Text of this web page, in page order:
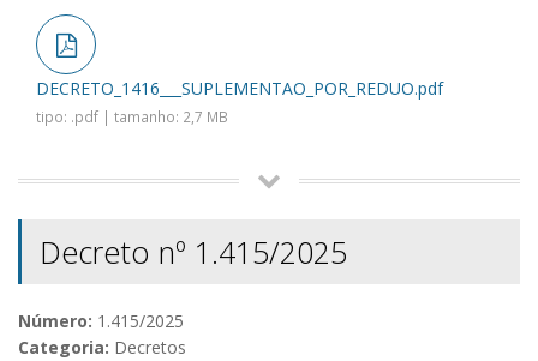
DECRETO_1416___SUPLEMENTAO_POR_REDUO.pdf
tipo: .pdf | tamanho: 2,7 MB
Decreto nº 1.415/2025
Número: 1.415/2025
Categoria: Decretos